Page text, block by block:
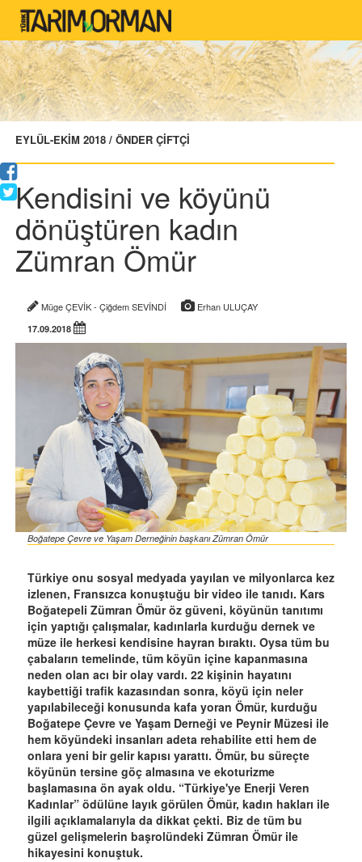
EYLÜL-EKİM 2018 / ÖNDER ÇİFTÇİ
Kendisini ve köyünü
dönüştüren kadın
Zümran Ömür
Müge ÇEVİK - Çiğdem SEVİNDİ Erhan ULUÇAY
17.09.2018
Boğatepe Çevre ve Yaşam Derneğinin başkanı Zümran Ömür
Türkiye onu sosyal medyada yayılan ve milyonlarca kez
izlenen, Fransızca konuştuğu bir video ile tanıdı. Kars
Boğatepeli Zümran Ömür öz güveni, köyünün tanıtımı
için yaptığı çalışmalar, kadınlarla kurduğu dernek ve
müze ile herkesi kendisine hayran bıraktı. Oysa tüm bu
çabaların temelinde, tüm köyün içine kapanmasına
neden olan acı bir olay vardı. 22 kişinin hayatını
kaybettiği trafik kazasından sonra, köyü için neler
yapılabileceği konusunda kafa yoran Ömür, kurduğu
Boğatepe Çevre ve Yaşam Derneği ve Peynir Müzesi ile
hem köyündeki insanları adeta rehabilite etti hem de
onlara yeni bir gelir kapısı yarattı. Ömür, bu süreçte
köyünün tersine göç almasına ve ekoturizme
başlamasına ön ayak oldu. “Türkiye'ye Enerji Veren
Kadınlar” ödülüne layık görülen Ömür, kadın hakları ile
ilgili açıklamalarıyla da dikkat çekti. Biz de tüm bu
güzel gelişmelerin başrolündeki Zümran Ömür ile
hikayesini konuştuk.